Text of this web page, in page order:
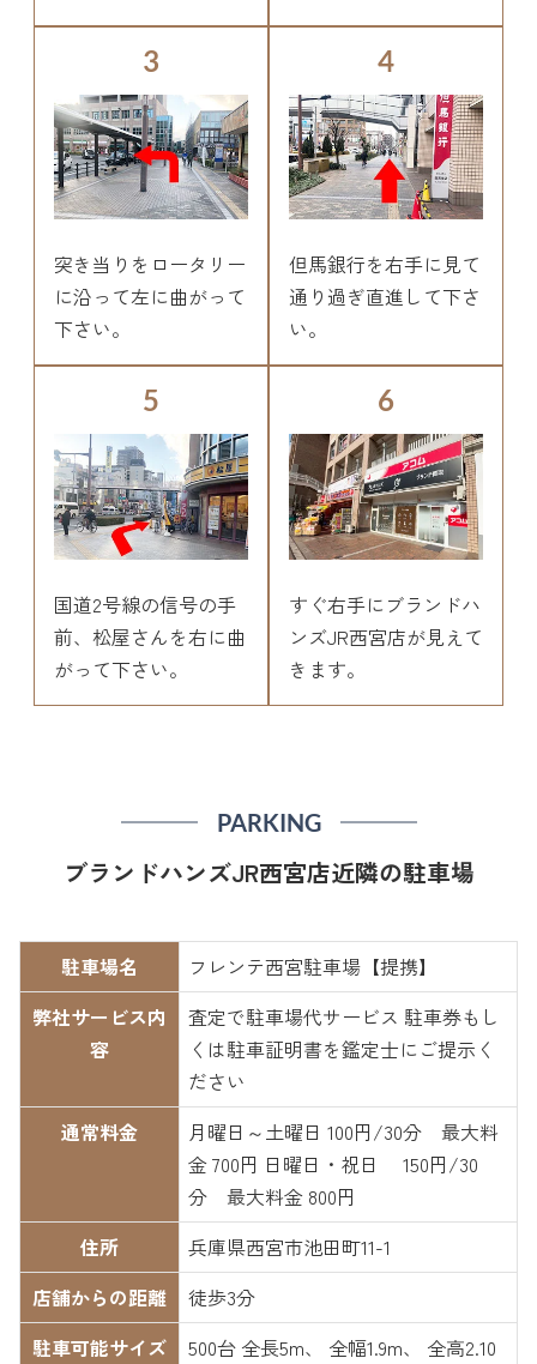
3
突き当りをロータリー
に沿って左に曲がって
下さい。
4
但馬銀行を右手に見て
通り過ぎ直進して下さ
い。
5
国道2号線の信号の手
前、松屋さんを右に曲
がって下さい。
6
すぐ右手にブランドハ
ンズJR西宮店が見えて
きます。
PARKING
ブランドハンズJR西宮店近隣の駐車場
駐車場名
フレンテ西宮駐車場【提携】
弊社サービス内
容
査定で駐車場代サービス 駐車券もし
くは駐車証明書を鑑定士にご提示く
ださい
通常料金
月曜日～土曜日 100円/30分 最大料
金 700円 日曜日・祝日 150円/30
分 最大料金 800円
住所
兵庫県西宮市池田町11-1
店舗からの距離
徒歩3分
駐車可能サイズ
500台 全長5m、 全幅1.9m、 全高2.10